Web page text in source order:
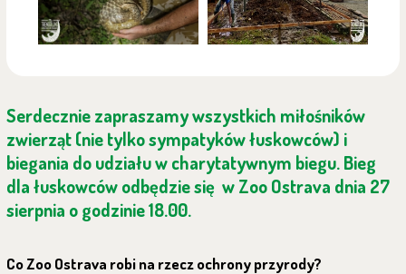
Serdecznie zapraszamy wszystkich miłośników
zwierząt (nie tylko sympatyków łuskowców) i
biegania do udziału w charytatywnym biegu. Bieg
dla łuskowców odbędzie się w Zoo Ostrava dnia 27
sierpnia o godzinie 18.00.
Co Zoo Ostrava robi na rzecz ochrony przyrody?